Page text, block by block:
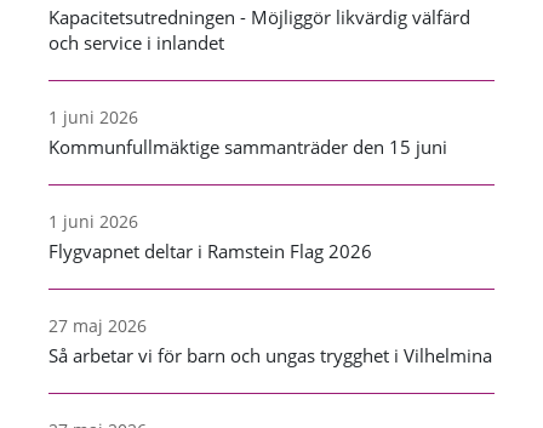
Kapacitetsutredningen - Möjliggör likvärdig välfärd
och service i inlandet
1 juni 2026
Kommunfullmäktige sammanträder den 15 juni
1 juni 2026
Flygvapnet deltar i Ramstein Flag 2026
27 maj 2026
Så arbetar vi för barn och ungas trygghet i Vilhelmina